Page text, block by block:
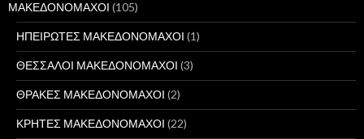
ΜΑΚΕΔΟΝΟΜΑΧΟΙ (105)
ΗΠΕΙΡΩΤΕΣ ΜΑΚΕΔΟΝΟΜΑΧΟΙ (1)
ΘΕΣΣΑΛΟΙ ΜΑΚΕΔΟΝΟΜΑΧΟΙ (3)
ΘΡΑΚΕΣ ΜΑΚΕΔΟΝΟΜΑΧΟΙ (2)
ΚΡΗΤΕΣ ΜΑΚΕΔΟΝΟΜΑΧΟΙ (22)